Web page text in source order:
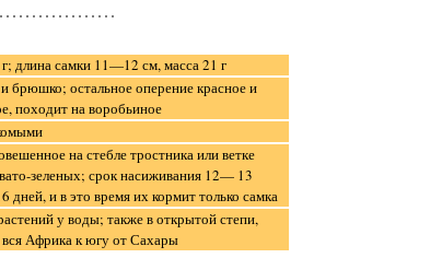
длина самки 11—12 см, масса 21 г
брюшко; остальное оперение красное и
походит на воробьиное
на стебле тростника или ветке
зеленых; срок насиживания 12— 13
и в это время их кормит только самка
у воды; также в открытой степи,
Африка к югу от Сахары